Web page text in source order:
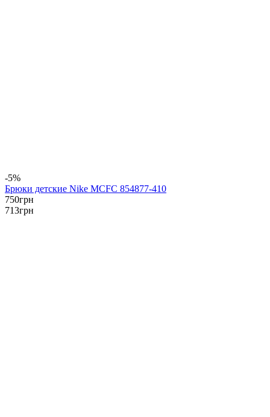
-5%
Брюки детские Nike MCFC 854877-410
750грн
713грн